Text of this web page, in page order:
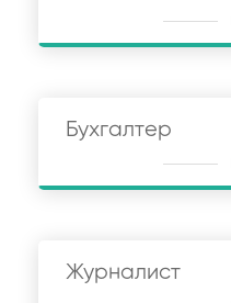
Бухгалтер
Журналист